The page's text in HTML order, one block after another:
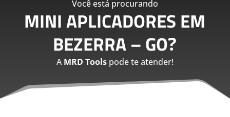
Você está procurando
MINI APLICADORES EM
BEZERRA – GO?
AMRD Toolspode te atender!